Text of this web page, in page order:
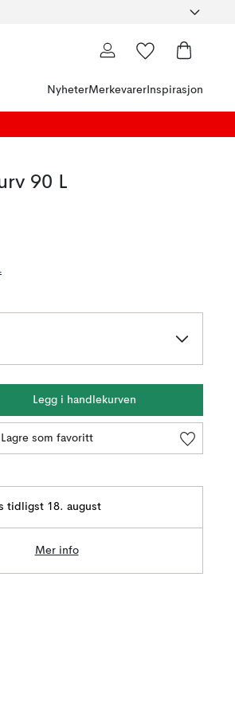
NyheterMerkevarer Inspirasjon
90 L
Legg i handlekurven
Lagre som favoritt
tidligst 18. august
Mer info